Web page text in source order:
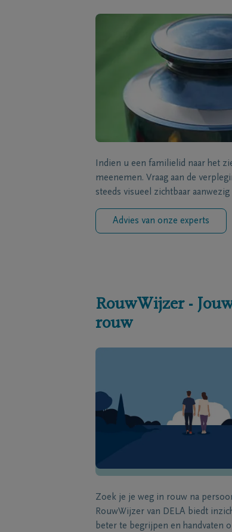
Indien u een familielid naar het
meenemen. Vraag aan de
steeds visueel zichtbaar aanwezig
Advies van onze experts
RouwWijzer -
rouw
Zoek je je weg in rouw na
RouwWijzer van DELA biedt
beter te begrijpen en handvaten